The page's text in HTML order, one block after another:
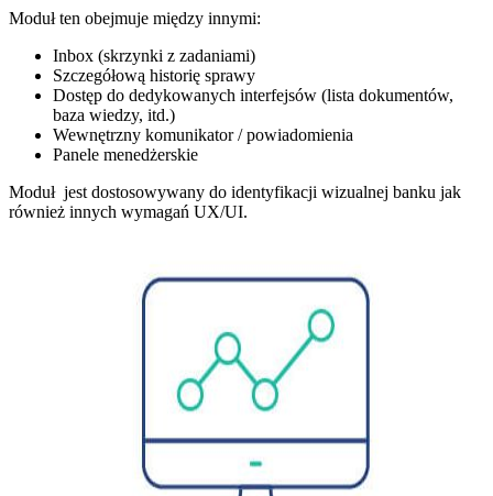
Moduł ten obejmuje między innymi:
Inbox (skrzynki z zadaniami)
Szczegółową historię sprawy
Dostęp do dedykowanych interfejsów (lista dokumentów,
baza wiedzy, itd.)
Wewnętrzny komunikator / powiadomienia
Panele menedżerskie
Moduł jest dostosowywany do identyfikacji wizualnej banku jak
również innych wymagań UX/UI.